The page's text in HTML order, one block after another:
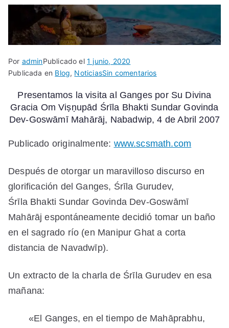
Por adminPublicado el 1 junio, 2020
Publicada en Blog, NoticiasSin comentariosen
Honor
del
Sri
Puja
Presentamos la visita al Ganges por Su Divina
Gracia Om Viṣṇupād Śrīla Bhakti Sundar Govinda
Dev-Goswāmī Mahārāj, Nabadwip, 4 de Abril 2007
Publicado originalmente: www.scsmath.com
Después de otorgar un maravilloso discurso en
glorificación del Ganges, Śrīla Gurudev,
Śrīla Bhakti Sundar Govinda Dev-Goswāmī
Mahārāj espontáneamente decidió tomar un baño
en el sagrado río (en Manipur Ghat a corta
distancia de Navadwīp).
Un extracto de la charla de Śrīla Gurudev en esa
mañana:
«El Ganges, en el tiempo de Mahāprabhu,